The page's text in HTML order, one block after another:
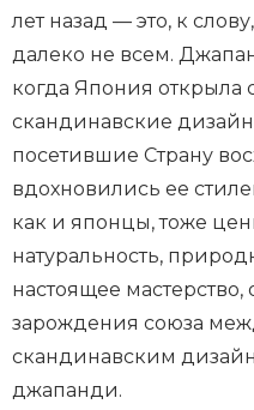
лет назад — это, к
далеко не всем.
когда Япония открыла
скандинавские
посетившие Страну
вдохновились ее
как и японцы, тоже
натуральность,
настоящее мастерство,
зарождения союза
скандинавским
джапанди.